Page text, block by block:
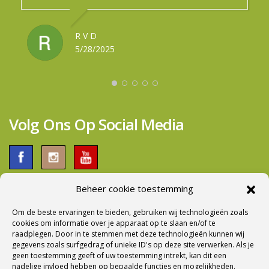
Beheer cookie toestemming
Om de beste ervaringen te bieden, gebruiken wij technologieën zoals
cookies om informatie over je apparaat op te slaan en/of te
raadplegen. Door in te stemmen met deze technologieën kunnen wij
gegevens zoals surfgedrag of unieke ID's op deze site verwerken. Als je
geen toestemming geeft of uw toestemming intrekt, kan dit een
nadelige invloed hebben op bepaalde functies en mogelijkheden.
met de werkplaats was goed en de uitleg was
prima. Al met al een dikke pluim voor het gehele
team.Groetjes fam. Van Dijk
R V D
5/28/2025
nieuwe modellen. Met een goed onderbouwd
advies heb ik mijn caravan kortgeleden ingeruild
tegen een betere model. Iets groter, betere
gewichtsverdeling en meer comfort maar niet veel
zwaarder in gewicht. Bij aflevering werd er ook
door te nemen. Al met al een prima bedrijf om
RONALD IE
5/27/2025
STANNEKE DE WIT
5/12/2025
SANDRA DE BOER
5/09/2025
Volg Ons Op Social Media
Nieuwsbrief Ontvangen?